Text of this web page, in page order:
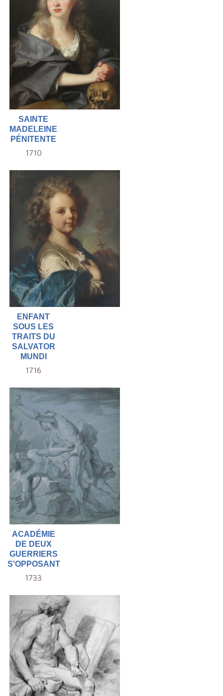
SAINTE
MADELEINE
PÉNITENTE
1710
ENFANT
SOUS LES
TRAITS DU
SALVATOR
MUNDI
1716
ACADÉMIE
DE DEUX
GUERRIERS
S'OPPOSANT
1733